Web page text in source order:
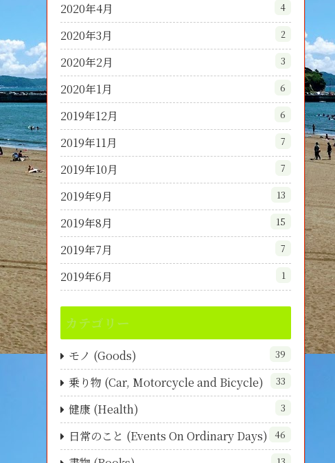
2020年4月 4
2020年3月 2
2020年2月 3
2020年1月 6
2019年12月 6
2019年11月 7
2019年10月 7
2019年9月 13
2019年8月 15
2019年7月 7
2019年6月 1
カテゴリー
モノ (Goods) 39
乗り物 (Car, Motorcycle and Bicycle) 33
健康 (Health) 3
日常のこと (Events On Ordinary Days) 46